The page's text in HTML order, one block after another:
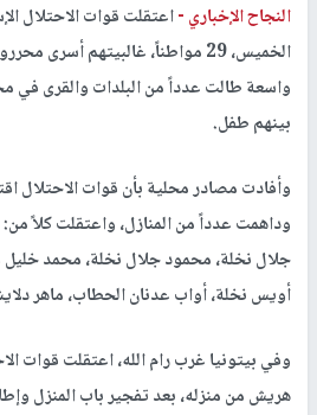
النجاح الإخباري -اعتقلت قوات الاحتلال
الخميس، 29 مواطناً، غالبيتهم
واسعة طالت عدداً من البلدات والقرى في
بينهم طفل.
وأفادت مصادر محلية بأن قوات الاحتلال
وداهمت عدداً من المنازل، واعتقلت كلاً
جلال نخلة، محمود جلال نخلة، محمد خليل
أويس نخلة، أواب عدنان الحطاب، ماهر
وفي بيتونيا غرب رام الله، اعتقلت قوات
هريش من منزله، بعد تفجير باب المنزل